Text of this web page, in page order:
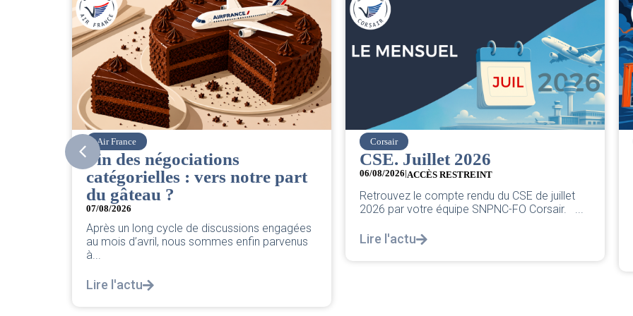
Corsair
CSE. Juillet 2026
06/08/2026| ACCÈS RESTREINT
Retrouvez le compte rendu du CSE de juillet
2026 par votre équipe SNPNC-FO Corsair. ...
Lire l'actu
easyJet
Grève chez easyJet
05/08/2026
Chers collègues, La direction vient de sortir sa
classique pleurnicherie corporate. On va la
décortiquer...